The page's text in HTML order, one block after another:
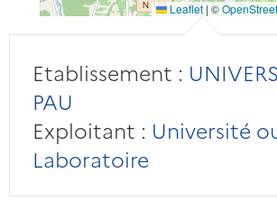
Leaflet | ©
Etablissement :
PAU
Exploitant : Université
Laboratoire